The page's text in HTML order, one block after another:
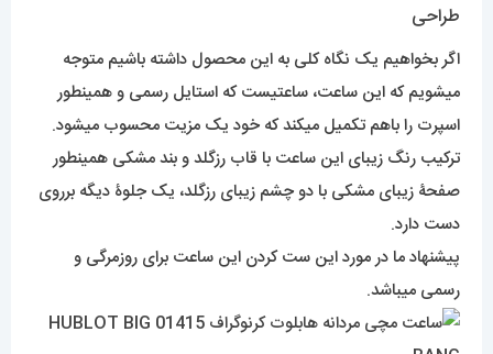
طراحی
اگر بخواهیم یک نگاه کلی به این محصول داشته باشیم متوجه
میشویم که این ساعت، ساعتیست که استایل رسمی و همینطور
اسپرت را باهم تکمیل میکند که خود یک مزیت محسوب میشود.
ترکیب رنگ زیبای این ساعت با قاب رزگلد و بند مشکی همینطور
صفحۀ زیبای مشکی با دو چشم زیبای رزگلد، یک جلوۀ دیگه برروی
دست دارد.
پیشنهاد ما در مورد این ست کردن این ساعت برای روزمرگی و
رسمی میباشد.